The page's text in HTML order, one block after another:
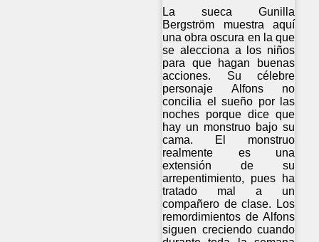
La sueca Gunilla
Bergström muestra aquí
una obra oscura en la que
se alecciona a los niños
para que hagan buenas
acciones. Su célebre
personaje Alfons no
concilia el sueño por las
noches porque dice que
hay un monstruo bajo su
cama. El monstruo
realmente es una
extensión de su
arrepentimiento, pues ha
tratado mal a un
compañero de clase. Los
remordimientos de Alfons
siguen creciendo cuando